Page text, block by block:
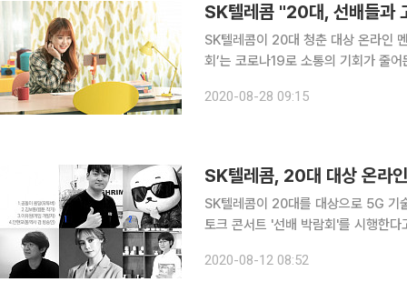
SK텔레콤 "20대, 선배들과
SK텔레콤이 20대 청춘 대상 온라인
회’는 코로나19로 소통의 기회가 줄
활용됐다. 20대 청춘과 인생 선배들은
2020-08-28 09:15
SK텔레콤, 20대 대상 온라
SK텔레콤이 20대를 대상으로 5G 기
토크 콘서트 '선배 박람회'를 시행한
민을 나누기 어려운 20대 청춘들에게
2020-08-12 08:52